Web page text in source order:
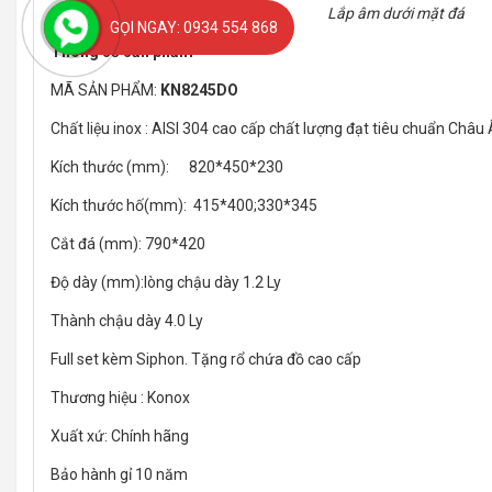
Lắp âm dưới mặt đá
Thông số sản phẩm
MÃ SẢN PHẨM: KN8245DO
Chất liệu inox : AISI 304 cao cấp chất lượng đạt tiêu chuẩn Châu
Kích thước (mm): 820*450*230
Kích thước hố(mm): 415*400;330*345
Cắt đá (mm): 790*420
Độ dày (mm):lòng chậu dày 1.2 Ly
Thành chậu dày 4.0 Ly
Full set kèm Siphon. Tặng rổ chứa đồ cao cấp
Thương hiệu : Konox
Xuất xứ: Chính hãng
Bảo hành gỉ 10 năm
GỌI NGAY: 0934 554 868